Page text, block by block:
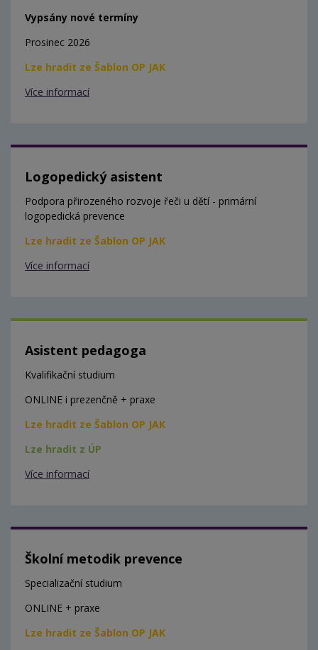
Vypsány nové termíny
Prosinec 2026
Lze hradit ze Šablon OP JAK
Více informací
Logopedický asistent
Podpora přirozeného rozvoje řeči u dětí - primární
logopedická prevence
Lze hradit ze Šablon OP JAK
Více informací
Asistent pedagoga
Kvalifikační studium
ONLINE i prezenčně + praxe
Lze hradit ze Šablon OP JAK
Lze hradit z ÚP
Více informací
Školní metodik prevence
Specializační studium
ONLINE + praxe
Lze hradit ze Šablon OP JAK